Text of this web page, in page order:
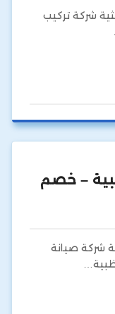
شركة تركيب
– خصم
شركة صيانة